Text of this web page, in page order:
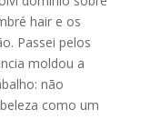
hair e os
Passei pelos
moldou a
não
como um